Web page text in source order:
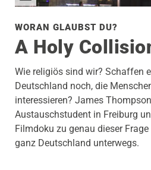
WORAN GLAUBST DU?
A Holy
Wie religiös sind wir? Schaffen
Deutschland noch, die
interessieren? James
Austauschstudent in Freiburg
Filmdoku zu genau dieser
ganz Deutschland unterwegs.